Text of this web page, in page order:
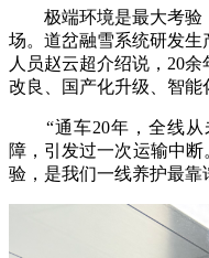
极端环境是最大考验
场。道岔融雪系统研发
人员赵云超介绍说，20
改良、国产化升级、智能
“通车20年，全线从
障，引发过一次运输中
验，是我们一线养护最靠